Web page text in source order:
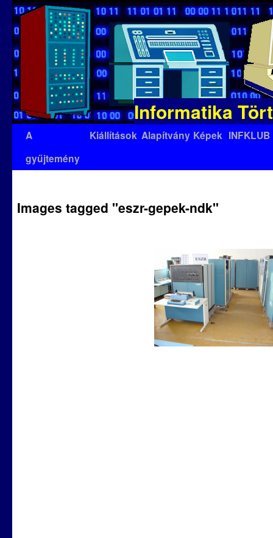
Informatika
Kilépés
A
gyűjtemény
Kiállítások Alapítvány Képek INFKLUB
Images tagged "eszr-gepek-ndk"